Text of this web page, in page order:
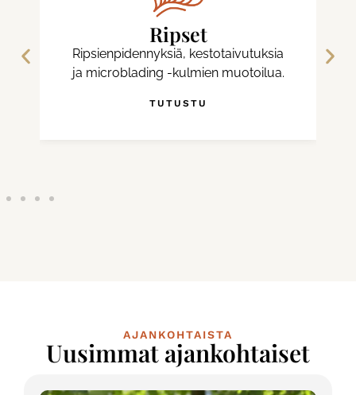
Ripset
Ripsienpidennyksiä, kestotaivutuksia
ja microblading -kulmien muotoilua.
TUTUSTU
AJANKOHTAISTA
Uusimmat ajankohtaiset